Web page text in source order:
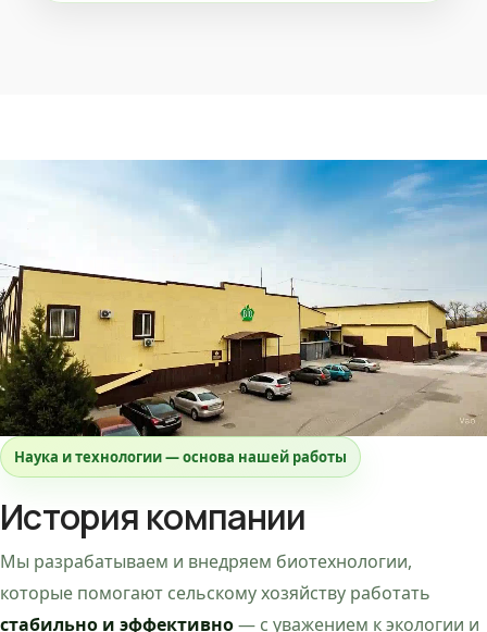
Наука и технологии — основа нашей работы
История компании
Мы разрабатываем и внедряем биотехнологии,
которые помогают сельскому хозяйству работать
стабильно и эффективно— с уважением к экологии и